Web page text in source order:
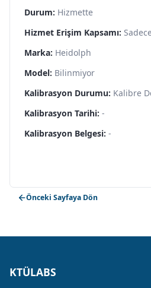
Durum: Hizmette
Hizmet Erişim Kapsamı:
Marka: Heidolph
Model: Bilinmiyor
Kalibrasyon Durumu: Kalibre
Kalibrasyon Tarihi: -
Kalibrasyon Belgesi: -
Önceki Sayfaya Dön
KTÜLABS